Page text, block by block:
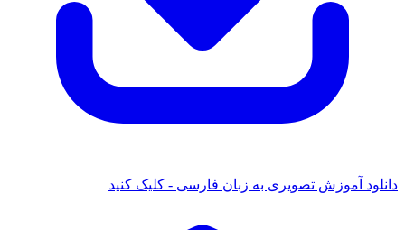
دانلود آموزش تصویری به زبان فارسی - کلیک کنید